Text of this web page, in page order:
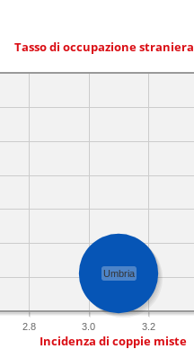
Tasso di occupazione straniera
2.8 3.0 3.2
Umbria
Incidenza di coppie miste